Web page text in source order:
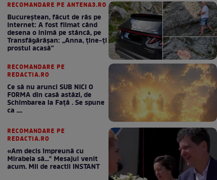
RECOMANDARE PE ANTENA3.RO
Bucureștean, făcut de râs pe
internet: A fost filmat când
desena o inimă pe stâncă, pe
Transfăgărășan: „Anna, ține-ți
prostul acasă”
RECOMANDARE PE
REDACTIA.RO
Ce să nu arunci SUB NICI O
FORMA din casă astăzi, de
Schimbarea la Față . Se spune
ca ....
RECOMANDARE PE
REDACTIA.RO
«Am decis împreună cu
Mirabela să..." Mesajul venit
acum. Mii de reactii INSTANT